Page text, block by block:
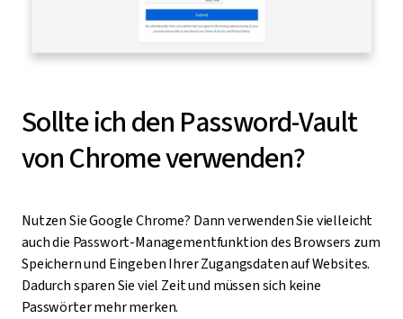
Sollte ich den Password-Vault
von Chrome verwenden?
Nutzen Sie Google Chrome? Dann verwenden Sie vielleicht
auch die Passwort-Managementfunktion des Browsers zum
Speichern und Eingeben Ihrer Zugangsdaten auf Websites.
Dadurch sparen Sie viel Zeit und müssen sich keine
Passwörter mehr merken.